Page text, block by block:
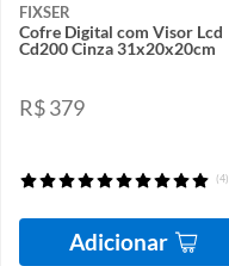
FIXSER
Cofre Digital com Visor Lcd
Cd200 Cinza 31x20x20cm
R$ 379
(4)
Adicionar